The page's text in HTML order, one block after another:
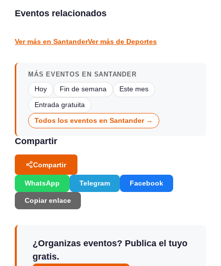
Eventos relacionados
Marina de Cudeyo
Ver más en SantanderVer más de Deportes
MÁS EVENTOS EN SANTANDER
Hoy Fin de semana Este mes
Entrada gratuita
Todos los eventos en Santander →
Compartir
Compartir
WhatsApp Telegram Facebook
Copiar enlace
¿Organizas eventos? Publica el tuyo
gratis.